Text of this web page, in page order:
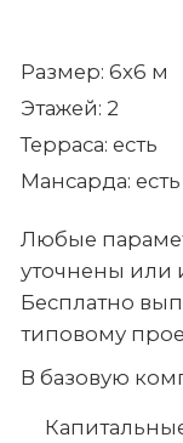
Размер: 6х6 м
Этажей: 2
Терраса: есть
Мансарда: есть
Любые
уточнены или
Бесплатно
типовому
В базовую